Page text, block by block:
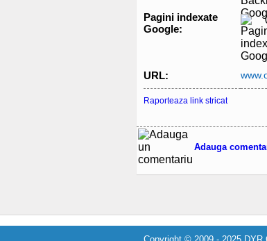
Pagini indexate
Google:
URL:
Raporteaza link stricat
Adauga